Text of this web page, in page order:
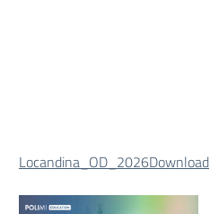
Locandina_OD_2026Download